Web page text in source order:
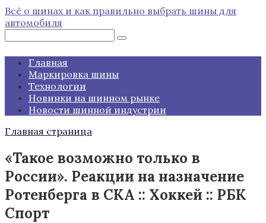
Перейти
к
Всё о шинах и как правильно выбрать шины для
автомобиля
Главная
Маркировка шины
Технологии
Новинки на шинном рынке
Новости шинной индустрии
Главная страница
«Такое возможно только в
России». Реакции на назначение
Ротенберга в СКА :: Хоккей :: РБК
Спорт